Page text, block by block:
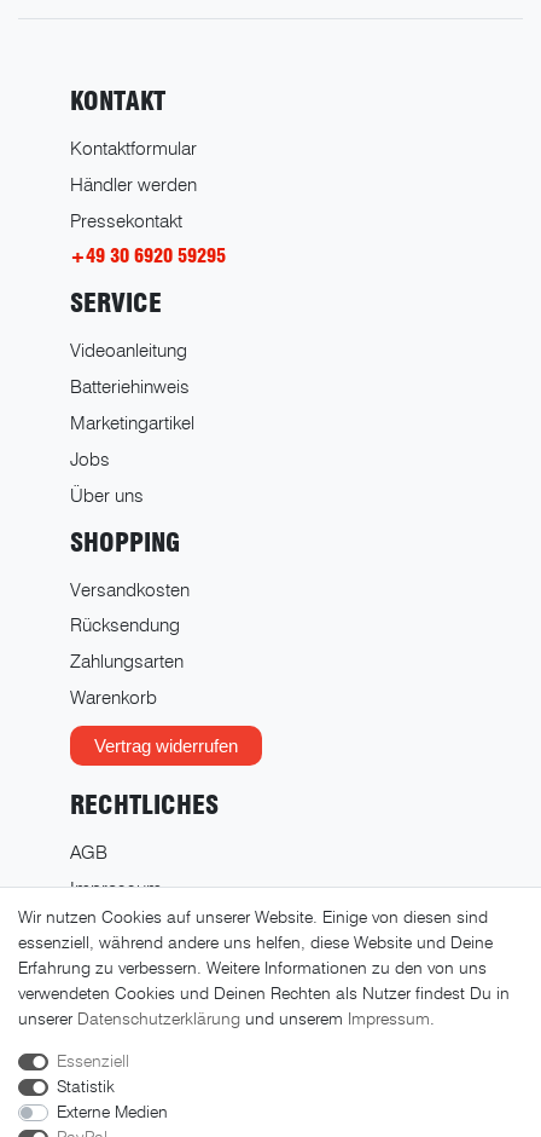
KONTAKT
Kontaktformular
Händler werden
Pressekontakt
+49 30 6920 59295
SERVICE
Videoanleitung
Batteriehinweis
Marketingartikel
Jobs
Über uns
SHOPPING
Versandkosten
Rücksendung
Zahlungsarten
Warenkorb
Vertrag widerrufen
RECHTLICHES
AGB
Impressum
Datenschutz
Widerrufsrecht
Widerrufsformular
Wir nutzen Cookies auf unserer Website. Einige von diesen sind
essenziell, während andere uns helfen, diese Website und Deine
Erfahrung zu verbessern. Weitere Informationen zu den von uns
verwendeten Cookies und Deinen Rechten als Nutzer findest Du in
unserer Daten­schutz­erklärung und unserem Impressum
Essenziell
Statistik
Externe Medien